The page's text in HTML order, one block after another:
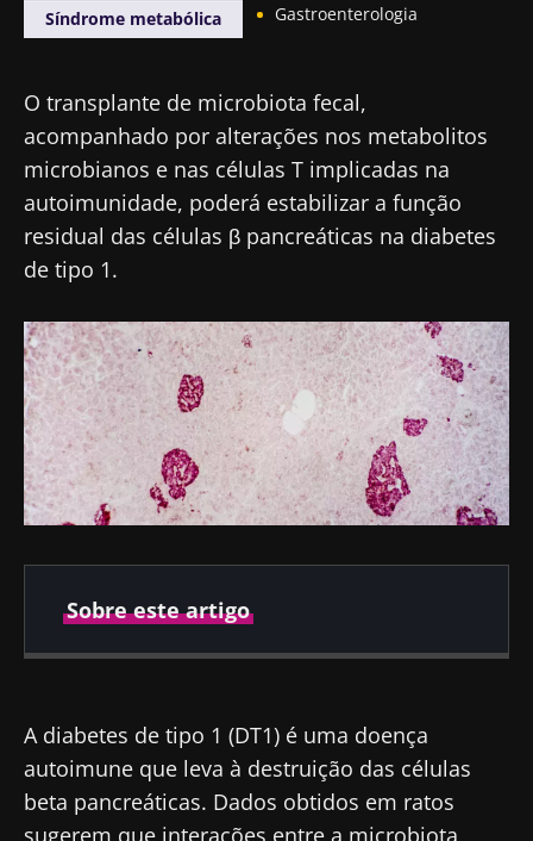
Síndrome metabólica Gastroenterologia
O transplante de microbiota fecal,
acompanhado por alterações nos metabolitos
microbianos e nas células T implicadas na
autoimunidade, poderá estabilizar a função
residual das células β pancreáticas na diabetes
de tipo 1.
Sobre este artigo
A diabetes de tipo 1 (DT1) é uma doença
autoimune que leva à destruição das células
beta pancreáticas. Dados obtidos em ratos
sugerem que interações entre a microbiota